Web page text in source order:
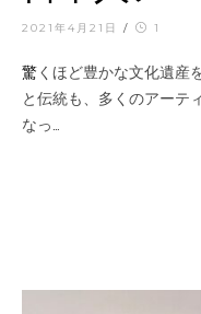
2021年4月21日 / 1
驚くほど豊かな文化遺産を守り続けてきた国、日本。日本の自然
と伝統も、多くのアーテ
なっ…